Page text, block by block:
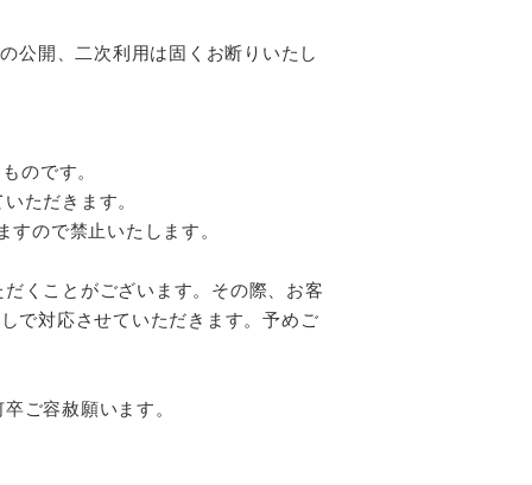
公開、二次利用は固くお断りいたし
のです。
ただきます。
ので禁止いたします。
くことがございます。その際、お客
で対応させていただきます。予めご
ご容赦願います。